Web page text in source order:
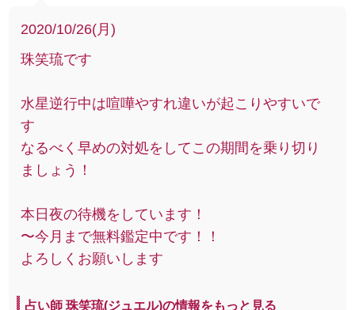
2020/10/26(月)
珠笑琉です
水星逆行中は喧嘩やすれ違いが起こりやすいで
す
なるべく早めの対処をしてこの期間を乗り切り
ましょう！
本日夜の待機をしています！
〜今月まで無料鑑定中です！！
よろしくお願いします
占い師 珠笑琉(ジュエル)の情報をもっと見る